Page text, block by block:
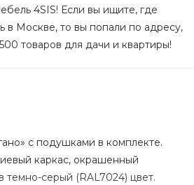
4SIS! Если вы ищите, где
в Москве, то вы попали по адресу,
товаров для дачи и квартиры!
с подушками в комплекте.
каркас, окрашенный
темно-серый (RAL7024) цвет.